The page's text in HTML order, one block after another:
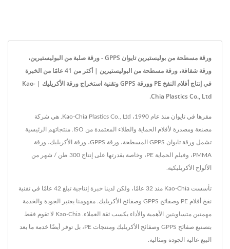
ورقة مسطحة من بوليستيرين تايوان GPPS - ورقة صلبة من البوليستيرين،
ورقة شفافة، ورقة مسطحة من البوليستيرين | أكثر من 41 عامًا من الخبرة
في إنتاج أفلام النفخ PE وورقة GPPS وتقنية استخراج ورقة الأكريليك | Kao-
Chia Plastics Co., Ltd.
مقرها في تايوان منذ عام 1990، Kao-Chia Plastics Co., Ltd. هي شركة
مصنعة ومصدرة لأفلام الحماية والطلاء المعتمدة من ISO. منتجاتهم الرئيسية
تشمل ورقة تايوان GPPS المسطحة، ورقة GPPS، ورقة الأكريليك، ورقة
PMMA، وفيلم الحماية PE، وخاصة بقدرتها على إنتاج 300 طن / شهر من
الألواح الأكريليكية.
تأسست Kao-Chia منذ 32 عامًا، ولكن لدينا خبرة إنتاجية تبلغ 42 عامًا في تقنية
نفخ أفلام PE وصفائح GPPS وصفائح الأكريليك. مفهومنا يعتبر الجودة والخدمة
مهمتين متساويتين الأهمية والأداء يكسب ثقة العملاء. Kao-Chia لا تقوم فقط
بتصنيع صفائح GPPS وصفائح الأكريليك ومنتجات PE، بل توفر أيضًا خدمة ما بعد
البيع عالية الجودة ومثالية.